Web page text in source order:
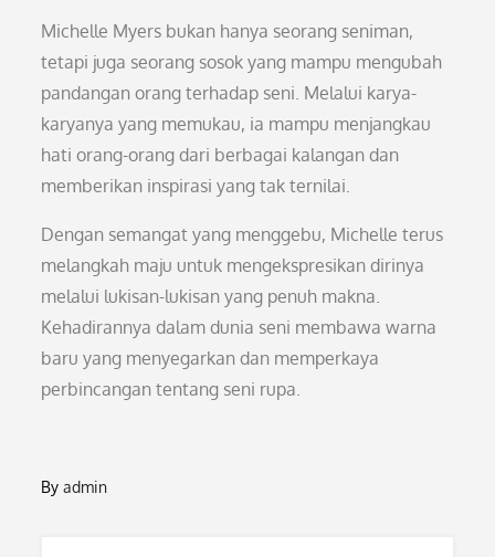
Michelle Myers bukan hanya seorang seniman,
tetapi juga seorang sosok yang mampu mengubah
pandangan orang terhadap seni. Melalui karya-
karyanya yang memukau, ia mampu menjangkau
hati orang-orang dari berbagai kalangan dan
memberikan inspirasi yang tak ternilai.
Dengan semangat yang menggebu, Michelle terus
melangkah maju untuk mengekspresikan dirinya
melalui lukisan-lukisan yang penuh makna.
Kehadirannya dalam dunia seni membawa warna
baru yang menyegarkan dan memperkaya
perbincangan tentang seni rupa.
Byadmin